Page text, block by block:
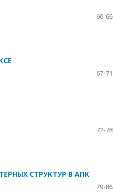
60-66
67-71
72-78
СТРУКТУР В АПК
79-86